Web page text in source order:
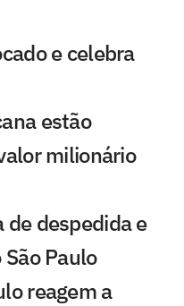
e celebra
estão
milionário
de despedida e
Paulo
reagem a